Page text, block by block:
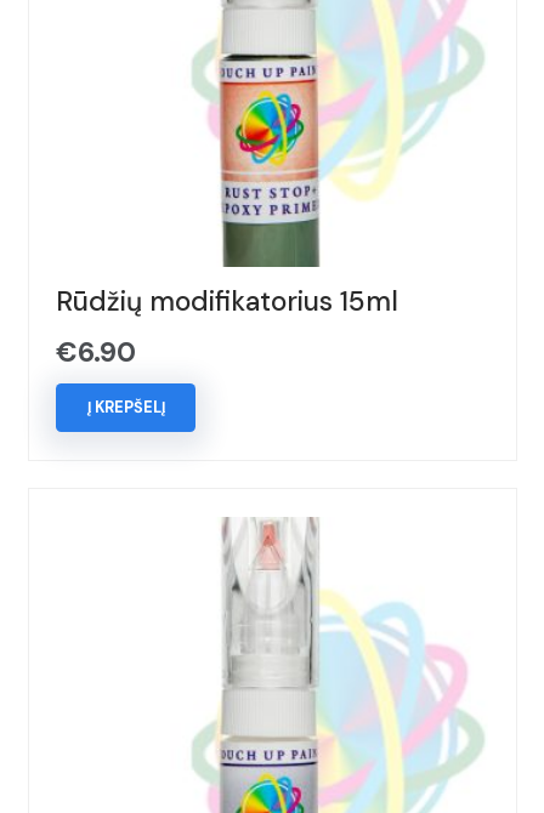
Rūdžių modifikatorius 15ml
€6.90
Į KREPŠELĮ